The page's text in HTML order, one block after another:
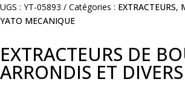
UGS : YT-05893 Catégories : EXTRACTEURS,
YATO MECANIQUE
EXTRACTEURS DE
ARRONDIS ET DIVERS